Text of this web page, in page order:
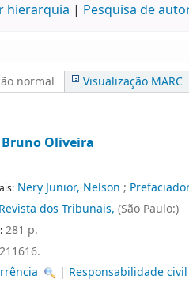
hierarquia Pesquisa de
normal
Visualização MARC
Oliveira
Nery Junior, Nelson ;
Revista dos Tribunais, (São Paulo:)
281 p.
| Responsabilidade civil